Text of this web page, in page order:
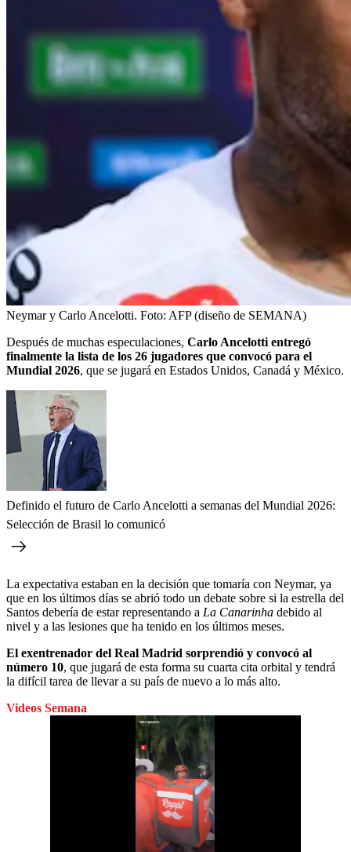
Neymar y Carlo Ancelotti. Foto: AFP (diseño de SEMANA)
Después de muchas especulaciones, Carlo Ancelotti entregó
finalmente la lista de los 26 jugadores que convocó para el
Mundial 2026, que se jugará en Estados Unidos, Canadá y México.
Definido el futuro de Carlo Ancelotti a semanas del Mundial 2026:
Selección de Brasil lo comunicó
La expectativa estaban en la decisión que tomaría con Neymar, ya
que en los últimos días se abrió todo un debate sobre si la estrella del
Santos debería de estar representando a La Canarinha debido al
nivel y a las lesiones que ha tenido en los últimos meses.
El exentrenador del Real Madrid sorprendió y convocó al
número 10, que jugará de esta forma su cuarta cita orbital y tendrá
la difícil tarea de llevar a su país de nuevo a lo más alto.
Videos Semana